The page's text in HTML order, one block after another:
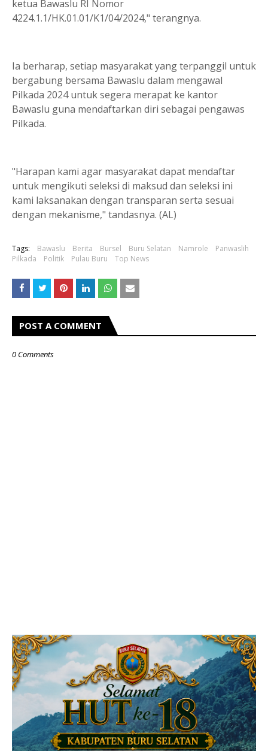
ketua Bawaslu RI Nomor
4224.1.1/HK.01.01/K1/04/2024," terangnya.
Ia berharap, setiap masyarakat yang terpanggil untuk
bergabung bersama Bawaslu dalam mengawal
Pilkada 2024 untuk segera merapat ke kantor
Bawaslu guna mendaftarkan diri sebagai pengawas
Pilkada.
"Harapan kami agar masyarakat dapat mendaftar
untuk mengikuti seleksi di maksud dan seleksi ini
kami laksanakan dengan transparan serta sesuai
dengan mekanisme," tandasnya. (AL)
Tags: Bawaslu Berita Bursel Buru Selatan Namrole
Panwaslih
Pilkada
Politik Pulau Buru Top News
POST A COMMENT
0 Comments